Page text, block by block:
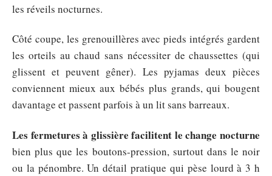
les réveils nocturnes.
Côté coupe, les grenouillères avec pieds intégrés gardent
les orteils au chaud sans nécessiter de chaussettes (qui
glissent et peuvent gêner). Les pyjamas deux pièces
conviennent mieux aux bébés plus grands, qui bougent
davantage et passent parfois à un lit sans barreaux.
Les fermetures à glissière facilitent le change nocturne
bien plus que les boutons-pression, surtout dans le noir
ou la pénombre. Un détail pratique qui pèse lourd à 3 h